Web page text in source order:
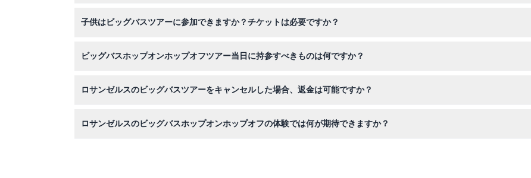
45分、午前11時45分、午後1時、午後2時、午後3時15分に出発予定です（変更の可能性あり。予約時にご確認ください）。
子供はビッグバスツアーに参加できますか？チケットは必要ですか？
ます。
ビッグバスホップオンホップオフツアー当日に持参すべきものは何ですか？
ロサンゼルスのビッグバスツアーをキャンセルした場合、返金は可能ですか？
セルして正しく処理してください。
ロサンゼルスのビッグバスホップオンホップオフの体験では何が期待できますか？